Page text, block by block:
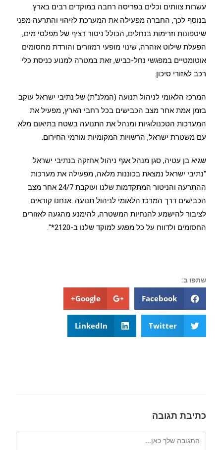
עשרות צוותים וכלים בפריסה רחבה במוקדים רבים בארץ.
בנוסף לכך, החברה מפעילה את המערכת לזיהוי והתרעה מפני
שיטפונות וזרימות בנחלים, הכולל ניטור רציף של מפלסי מים,
הפעלת שילוט אזהרה, שינוי מופעי רמזורים והורדת מחסומים
אוטומטיים במפגשי נחל-כביש, זאת במטרה למנוע כניסת כלי
רכב לאזורי סיכון.
המרכז הלאומי לניהול תנועה (המלנ"ת) של נתיבי ישראל עוקב
בזמן אמת אחר מצב הכבישים בכל רחבי הארץ, מפעיל את
המערכות הטכנולוגיות ומנהל את התנועה בשטח בתיאום מלא
עם משטרת ישראל, הרשויות המקומיות וגורמי החירום.
שגיא בן עטיה, סגן מנהל אגף ניהול אחזקה בנתיבי ישראל:
"נתיבי ישראל נמצאת בכוננות מלאה, מפעילה את מערכות
ההתרעה והניטור המתקדמות שלנו ועוקבת 24/7 אחר מצב
הכבישים דרך המרכז הלאומי לניהול תנועה. אנחנו קוראים
לציבור להישמע להנחיות המשטרה, להימנע מהגעה לאזורים
החסומים ולדווח על כל מפגע למוקד שלנו ב-2120*".
שתפו ב:
Facebook
Google+
Twitter
LinkedIn
כתיבת תגובה